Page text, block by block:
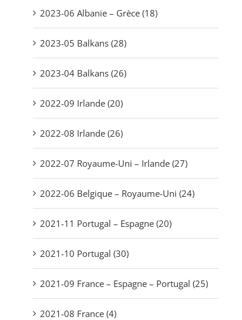
2023-06 Albanie – Grèce (18)
2023-05 Balkans (28)
2023-04 Balkans (26)
2022-09 Irlande (20)
2022-08 Irlande (26)
2022-07 Royaume-Uni – Irlande (27)
2022-06 Belgique – Royaume-Uni (24)
2021-11 Portugal – Espagne (20)
2021-10 Portugal (30)
2021-09 France – Espagne – Portugal (25)
2021-08 France (4)